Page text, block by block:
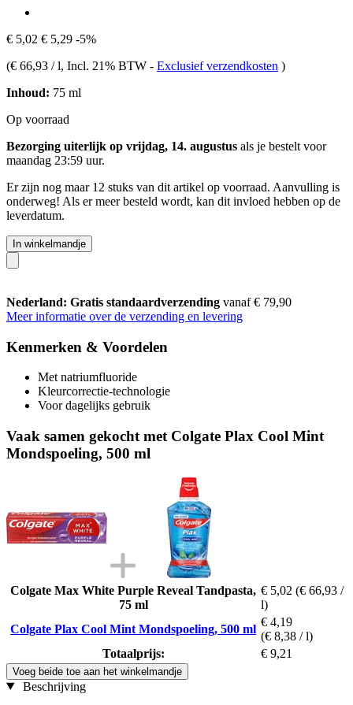
€ 5,02 € 5,29 -5%
(€ 66,93 / l, Incl. 21% BTW - Exclusief verzendkosten )
Inhoud: 75 ml
Op voorraad
Bezorging uiterlijk op vrijdag, 14. augustus als je bestelt voor
maandag 23:59 uur.
Er zijn nog maar 12 stuks van dit artikel op voorraad. Aanvulling is
onderweg! Als er meer besteld wordt, kan dit invloed hebben op de
leverdatum.
In winkelmandje
Nederland: Gratis standaardverzending vanaf € 79,90
Meer informatie over de verzending en levering
Kenmerken & Voordelen
Met natriumfluoride
Kleurcorrectie-technologie
Voor dagelijks gebruik
Vaak samen gekocht met Colgate Plax Cool Mint
Mondspoeling, 500 ml
Colgate Max White Purple Reveal Tandpasta,
75 ml
€ 5,02 (€ 66,93 /
l)
Colgate Plax Cool Mint Mondspoeling, 500 ml
€ 4,19
(€ 8,38 / l)
Totaalprijs:
€ 9,21
Voeg beide toe aan het winkelmandje
Beschrijving